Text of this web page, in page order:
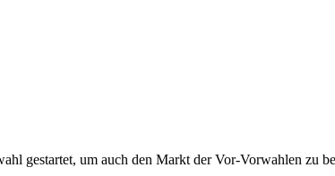
gestartet, um auch den Markt der Vor-Vorwahlen zu